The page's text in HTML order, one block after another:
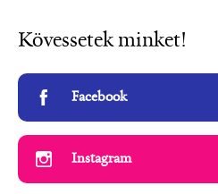
Kövessetek minket!
Facebook
Instagram